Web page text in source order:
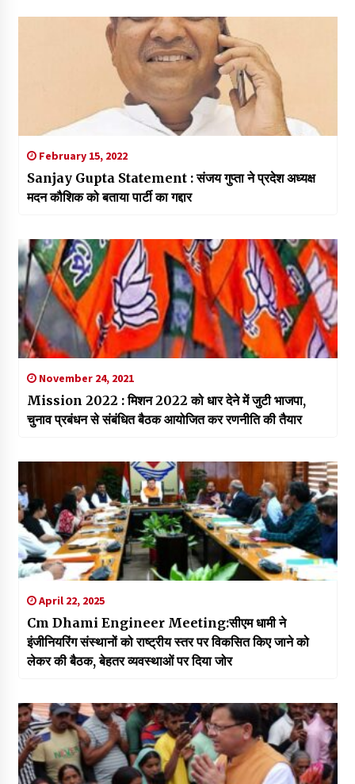
February 15, 2022
Sanjay Gupta Statement : संजय गुप्ता ने प्रदेश अध्यक्ष
मदन कौशिक को बताया पार्टी का गद्दार
November 24, 2021
Mission 2022 : मिशन 2022 को धार देने में जुटी भाजपा,
चुनाव प्रबंधन से संबंधित बैठक आयोजित कर रणनीति की तैयार
April 22, 2025
Cm Dhami Engineer Meeting:सीएम धामी ने
इंजीनियरिंग संस्थानों को राष्ट्रीय स्तर पर विकसित किए जाने को
लेकर की बैठक, बेहतर व्यवस्थाओं पर दिया जोर